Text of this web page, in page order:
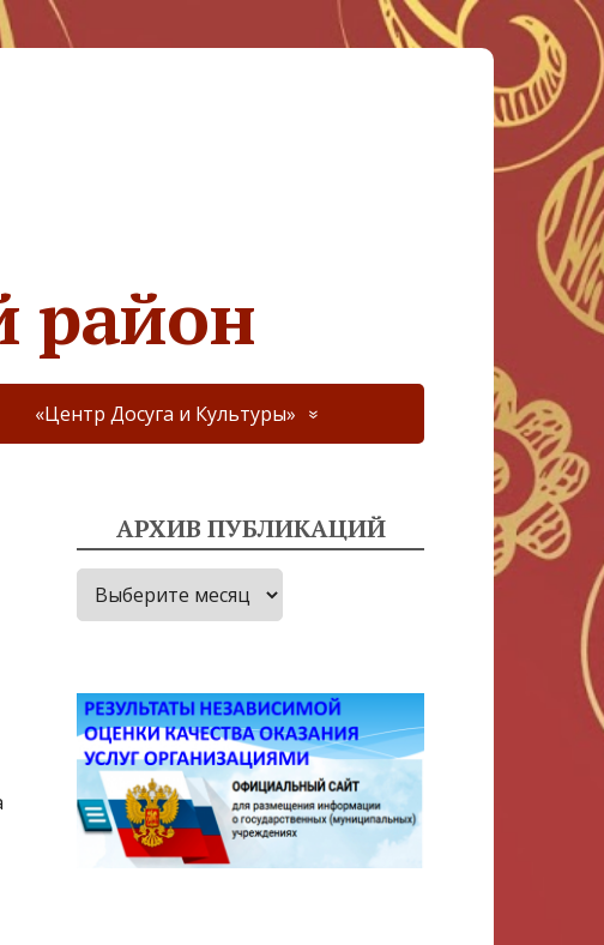
район
«Центр Досуга и Культуры»
АРХИВ ПУБЛИКАЦИЙ
Архив
публикаций